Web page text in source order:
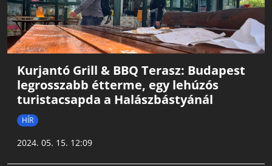
Kurjantó Grill & BBQ Terasz: Budapest
legrosszabb étterme, egy lehúzós
turistacsapda a Halászbástyánál
HÍR
2024. 05. 15. 12:09